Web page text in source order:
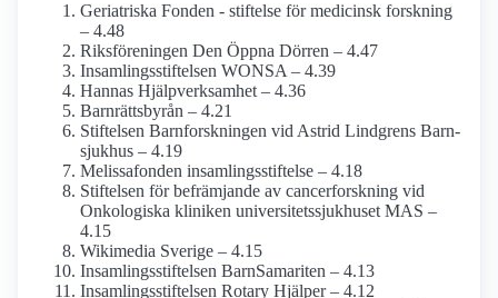
Geriatriska Fonden - stiftelse för medicinsk forskning
– 4.48
Riksföreningen Den Öppna Dörren – 4.47
Insamlings­stiftelsen WONSA – 4.39
Hannas Hjälp­verksamhet – 4.36
Barnrättsbyrån – 4.21
Stiftelsen Barn­forskningen vid Astrid Lindgrens Barn­
sjukhus – 4.19
Melissafonden insamlings­stiftelse – 4.18
Stiftelsen för befrämjande av cancerforskning vid
Onkologiska kliniken universitets­sjukhuset MAS –
4.15
Wikimedia Sverige – 4.15
Insamlings­stiftelsen BarnSamariten – 4.13
Insamlings­stiftelsen Rotary Hjälper – 4.12